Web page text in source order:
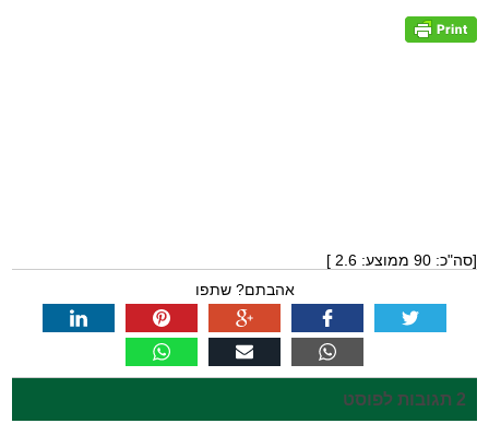
[סה"כ: 90 ממוצע: 2.6
]
אהבתם? שתפו
2 תגובות לפוסט